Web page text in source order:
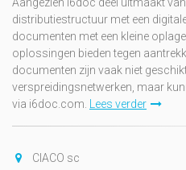
Aangezien i6doc deel uitmaakt
distributiestructuur met een
documenten met een kleine
oplossingen bieden tegen
documenten zijn vaak niet
verspreidingsnetwerken, maar
via i6doc.com. Lees verder
CIACO sc